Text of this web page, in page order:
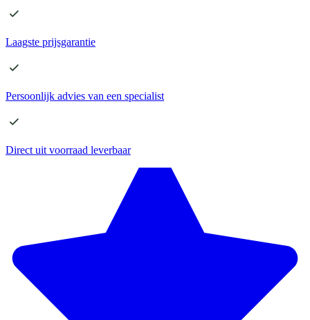
Laagste prijsgarantie
Persoonlijk advies van een specialist
Direct uit voorraad leverbaar